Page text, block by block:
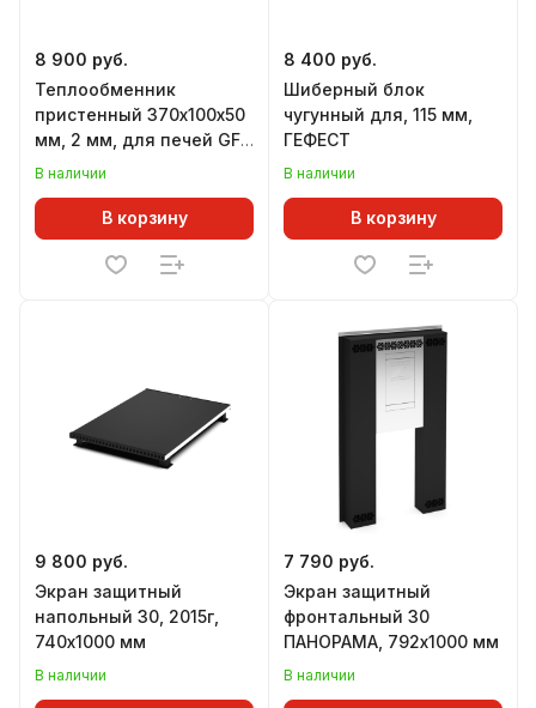
8 900 руб.
Теплообменник
пристенный 370х100х50
мм, 2 мм, для печей GFS
ЗК 18 и ГРОМ 30, 40
В наличии
В корзину
8 400 руб.
Шиберный блок
чугунный для, 115 мм,
ГЕФЕСТ
В наличии
В корзину
9 800 руб.
Экран защитный
напольный 30, 2015г,
740х1000 мм
В наличии
7 790 руб.
Экран защитный
фронтальный 30
ПАНОРАМА, 792х1000 мм
В наличии